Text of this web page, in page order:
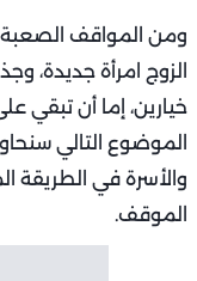
ومن المواقف الصعبة
الزوج امرأة جديدة،
خيارين، إما أن تبقي
الموضوع التالي
والأسرة في الطريقة
الموقف.